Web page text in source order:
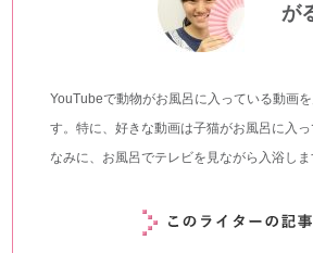
が
YouTubeで動物がお風呂に入っている動画
す。特に、好きな動画は子猫がお風呂に入
なみに、お風呂でテレビを見ながら入浴しま